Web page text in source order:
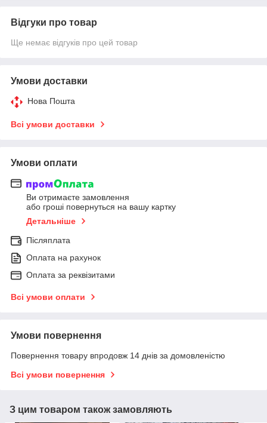
Відгуки про товар
Ще немає відгуків про цей товар
Умови доставки
Нова Пошта
Всі умови доставки
Умови оплати
Ви отримаєте замовлення
або гроші повернуться на вашу картку
Детальніше
Післяплата
Оплата на рахунок
Оплата за реквізитами
Всі умови оплати
Умови повернення
Повернення товару впродовж 14 днів за домовленістю
Всі умови повернення
З цим товаром також замовляють